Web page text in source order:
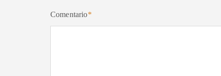
Comentario*